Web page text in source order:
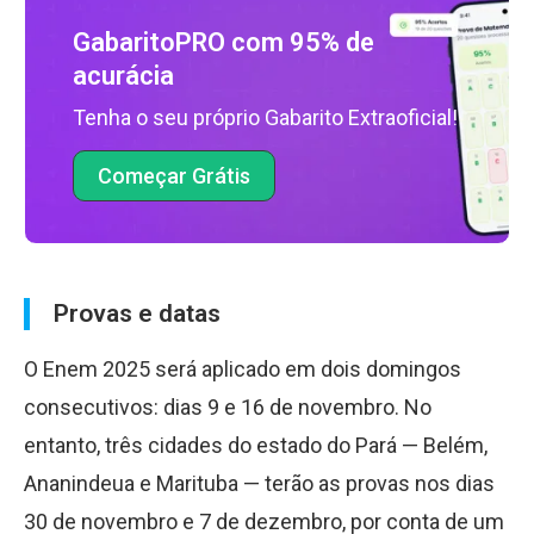
GabaritoPRO com 95% de
acurácia
Tenha o seu próprio Gabarito Extraoficial!
Começar Grátis
Provas e datas
O Enem 2025 será aplicado em dois domingos
consecutivos: dias 9 e 16 de novembro. No
entanto, três cidades do estado do Pará — Belém,
Ananindeua e Marituba — terão as provas nos dias
30 de novembro e 7 de dezembro, por conta de um